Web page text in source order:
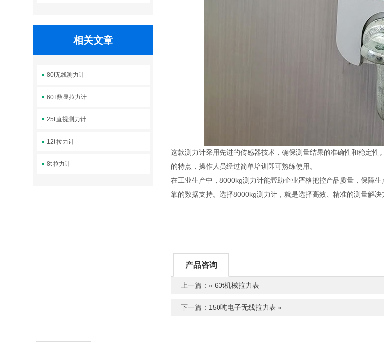
相关文章
80t无线测力计
60T数显拉力计
25t 直视测力计
12t 拉力计
8t 拉力计
这款测力计采用先进的传感器技术，确保测量结果的准确性和稳定
的特点，操作人员经过简单培训即可熟练使用。
在工业生产中，8000kg测力计能帮助企业严格把控产品质量，保障
靠的数据支持。选择8000kg测力计，就是选择高效、精准的测量解决
产品咨询
上一篇：«60t机械拉力表
下一篇： 150吨电子无线拉力表 »